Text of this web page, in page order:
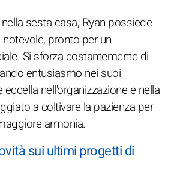
sesta casa, Ryan possiede
pronto per un
Si sforza costantemente di
entusiasmo nei suoi
nell'organizzazione e nella
a coltivare la pazienza per
armonia.
sui ultimi progetti di